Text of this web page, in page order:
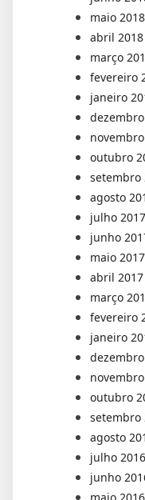
maio 2018
abril 2018
março
fevereiro
janeiro
outubro
setembro
agosto
julho 2017
junho
maio 2017
abril 2017
março
fevereiro
janeiro
outubro
setembro
agosto
julho 2016
junho